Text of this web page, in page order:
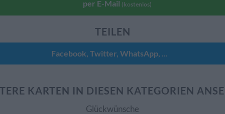
per E-Mail (kostenlos)
TEILEN
Facebook, Twitter, WhatsApp, ...
KARTEN IN DIESEN KATEGORIEN
Glückwünsche